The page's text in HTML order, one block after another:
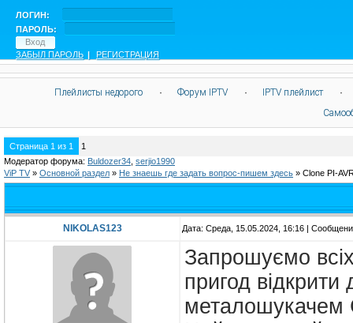
ЛОГИН:
ПАРОЛЬ:
ЗАБЫЛ ПАРОЛЬ | РЕГИСТРАЦИЯ
Плейлисты недорого · Форум IPTV · IPTV плейлист
·
Страница 1 из 1
1
Модератор форума: Buldozer34 serjio1990
ViP TV » Oсновной раздел » Не знаешь где задать вопрос-пишем здесь » Clone PI-
NIKOLAS123 Дата: Среда, 15.05.2024, 16:16 |
Запрошуємо всіх
пригод
металошукачем